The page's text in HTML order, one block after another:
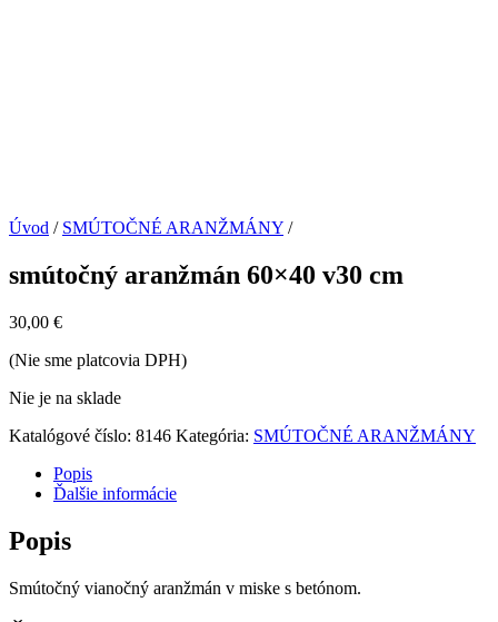
Úvod / SMÚTOČNÉ ARANŽMÁNY /
smútočný aranžmán 60×40 v30 cm
30,00 €
(Nie sme platcovia DPH)
Nie je na sklade
Katalógové číslo: 8146 Kategória: SMÚTOČNÉ ARANŽMÁNY
Popis
Ďalšie informácie
Popis
Smútočný vianočný aranžmán v miske s betónom.